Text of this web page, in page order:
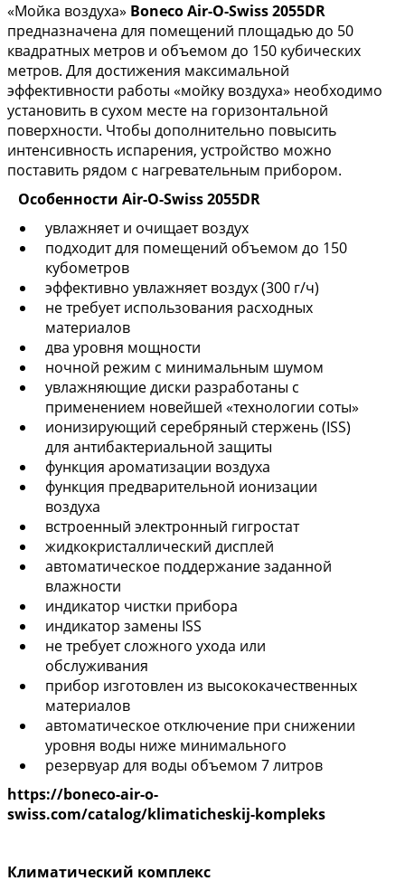
«Мойка воздуха» Boneco Air-O-Swiss 2055DR
предназначена для помещений площадью до 50
квадратных метров и объемом до 150 кубических
метров. Для достижения максимальной
эффективности работы «мойку воздуха» необходимо
установить в сухом месте на горизонтальной
поверхности. Чтобы дополнительно повысить
интенсивность испарения, устройство можно
поставить рядом с нагревательным прибором.
Особенности Air-O-Swiss 2055DR
увлажняет и очищает воздух
подходит для помещений объемом до 150
кубометров
эффективно увлажняет воздух (300 г/ч)
не требует использования расходных
материалов
два уровня мощности
ночной режим с минимальным шумом
увлажняющие диски разработаны с
применением новейшей «технологии соты»
ионизирующий серебряный стержень (ISS)
для антибактериальной защиты
функция ароматизации воздуха
функция предварительной ионизации
воздуха
встроенный электронный гигростат
жидкокристаллический дисплей
автоматическое поддержание заданной
влажности
индикатор чистки прибора
индикатор замены ISS
не требует сложного ухода или
обслуживания
прибор изготовлен из высококачественных
материалов
автоматическое отключение при снижении
уровня воды ниже минимального
резервуар для воды объемом 7 литров
https://boneco-air-o-
swiss.com/catalog/klimaticheskij-kompleks
Климатический комплекс